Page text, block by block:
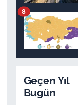
8
Geçen Yıl
Bugün